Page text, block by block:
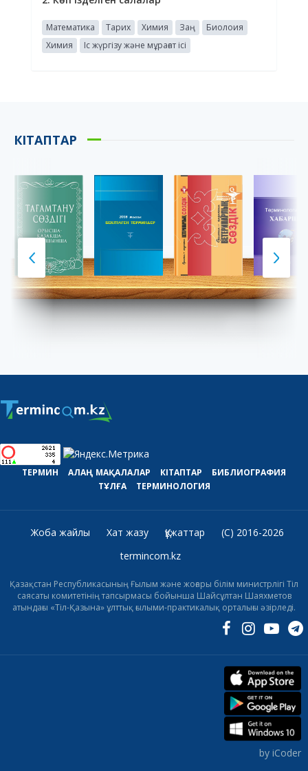
Математика Тарих Химия Заң
Биолоия
Химия
Іс жүргізу және мұрағат ісі
КІТАПТАР
ТЕРМИН АЛАҢ МАҚАЛАЛАР КІТАПТАР
БИБЛИОГРАФИЯ
ТҰЛҒА
ТЕРМИНОЛОГИЯ
Жоба жайлы Хат жазу Құжаттар
(C) 2016-2026
termincom.kz
Қазақстан Республикасының Ғылым және жоғары білім министрлігі Тіл
саясаты комитетінің тапсырмасы бойынша Шайсұлтан Шаяхметов
атындағы «Тіл-Қазына» ұлттық ғылыми-практикалық орталығы әзірледі.
by iCoder